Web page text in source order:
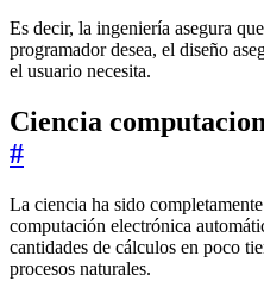
Es decir, la ingeniería asegura
programador desea, el diseño
el usuario necesita.
Ciencia
#
La ciencia ha sido
computación electrónica
cantidades de cálculos en poco
procesos naturales.